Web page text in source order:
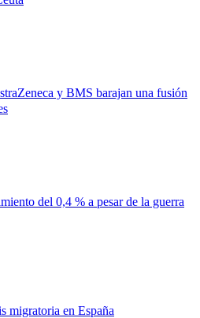
y BMS barajan una fusión
del 0,4 % a pesar de la guerra
migratoria en España